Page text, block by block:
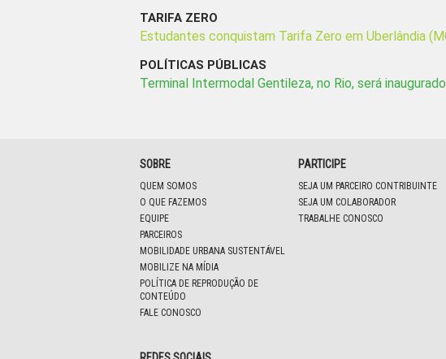
TARIFA ZERO
Estudantes conquistam Tarifa Zero em Uberlândia
POLÍTICAS PÚBLICAS
Terminal Intermodal Gentileza, no Rio, será
SOBRE
QUEM SOMOS
O QUE FAZEMOS
EQUIPE
PARCEIROS
MOBILIDADE URBANA SUSTENTÁVEL
MOBILIZE NA MÍDIA
POLÍTICA DE REPRODUÇÃO DE
CONTEÚDO
FALE CONOSCO
PARTICIPE
SEJA UM PARCEIRO CONTRIBUINTE
SEJA UM COLABORADOR
TRABALHE CONOSCO